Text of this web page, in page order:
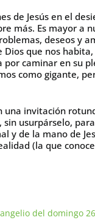
de Jesús en el
más. Es mayor a
deseos y
Dios que nos
por caminar en su
como gigante,
una invitación
usurpárselo,
y de la mano de
(la que
del domingo